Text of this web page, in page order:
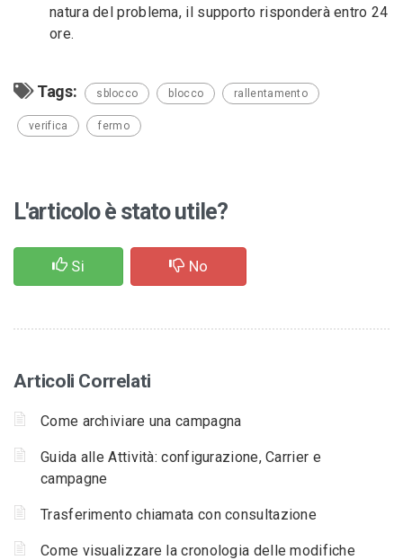
natura del problema, il supporto risponderà entro 24
ore.
Tags: sblocco blocco rallentamento
verifica fermo
L'articolo è stato utile?
Si No
Articoli Correlati
Come archiviare una campagna
Guida alle Attività: configurazione, Carrier e
campagne
Trasferimento chiamata con consultazione
Come visualizzare la cronologia delle modifiche